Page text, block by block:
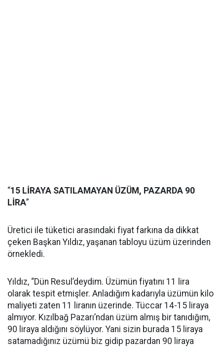
“15 LİRAYA SATILAMAYAN ÜZÜM, PAZARDA 90
LİRA”
Üretici ile tüketici arasındaki fiyat farkına da dikkat
çeken Başkan Yıldız, yaşanan tabloyu üzüm üzerinden
örnekledi.
Yıldız, “Dün Resul’deydim. Üzümün fiyatını 11 lira
olarak tespit etmişler. Anladığım kadarıyla üzümün kilo
maliyeti zaten 11 liranın üzerinde. Tüccar 14-15 liraya
almıyor. Kızılbağ Pazarı’ndan üzüm almış bir tanıdığım,
90 liraya aldığını söylüyor. Yani sizin burada 15 liraya
satamadığınız üzümü biz gidip pazardan 90 liraya